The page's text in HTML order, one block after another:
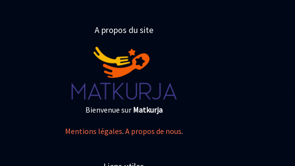
A propos du site
Bienvenue sur Matkurja
Mentions légales. A propos de nous.